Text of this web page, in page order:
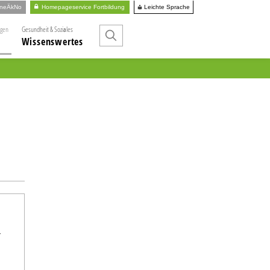
Homepageservice Fortbildung Leichte Sprache
Gesundheit & Soziales
Wissenswertes